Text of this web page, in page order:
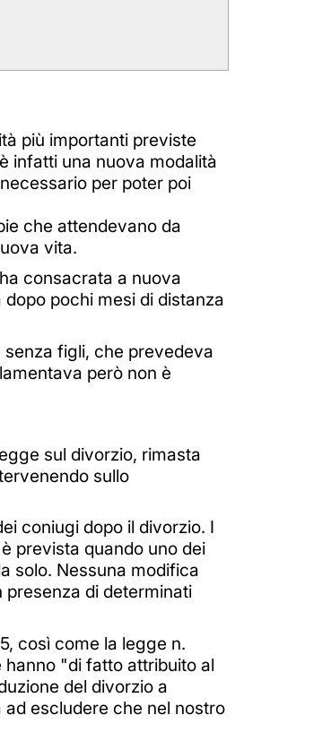
più importanti previste
infatti una nuova modalità
per poter poi
che attendevano da
vita.
consacrata a nuova
pochi mesi di distanza
figli, che prevedeva
però non è
sul divorzio, rimasta
sullo
coniugi dopo il divorzio. I
prevista quando uno dei
solo. Nessuna modifica
presenza di determinati
così come la legge n.
"di fatto attribuito al
del divorzio a
escludere che nel nostro